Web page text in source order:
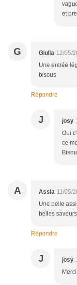
et
G Giulia 12/05/
Une entrée
bisous
Répondre
J josy
Oui
ce
A Assia 11/05/
Une belle
belles
Répondre
J josy